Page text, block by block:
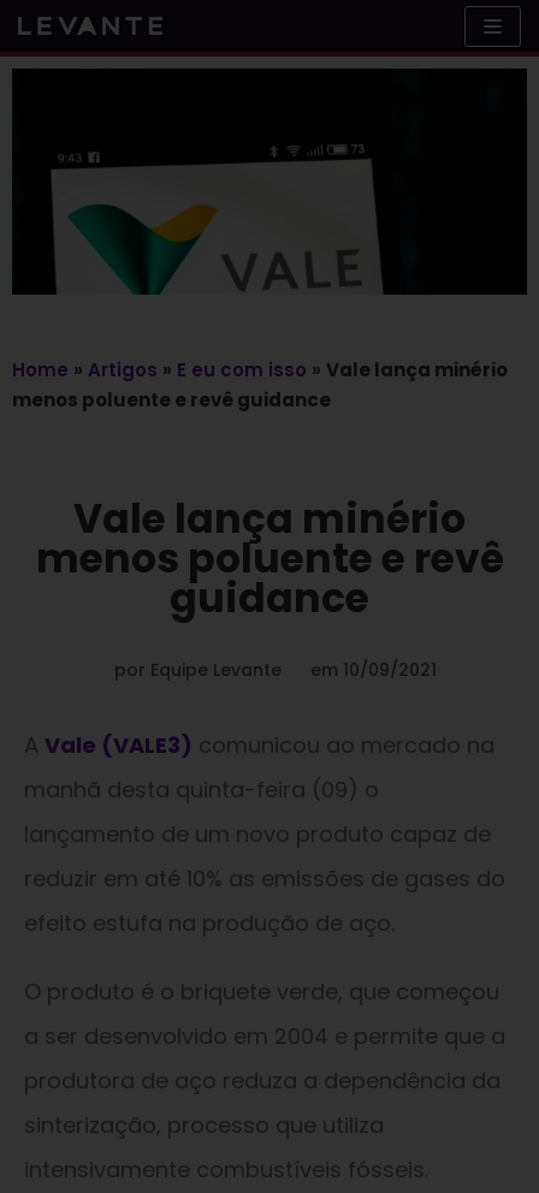
Skip
to
Home » Artigos » E eu com isso » Vale lança minério
menos poluente e revê guidance
Vale lança minério
menos poluente e revê
guidance
por Equipe Levante em 10/09/2021
A Vale (VALE3) comunicou ao mercado na
manhã desta quinta-feira (09) o
lançamento de um novo produto capaz de
reduzir em até 10% as emissões de gases do
efeito estufa na produção de aço.
O produto é o briquete verde, que começou
a ser desenvolvido em 2004 e permite que a
produtora de aço reduza a dependência da
sinterização, processo que utiliza
intensivamente combustíveis fósseis.